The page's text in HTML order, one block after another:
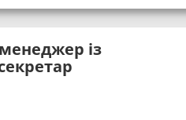
із